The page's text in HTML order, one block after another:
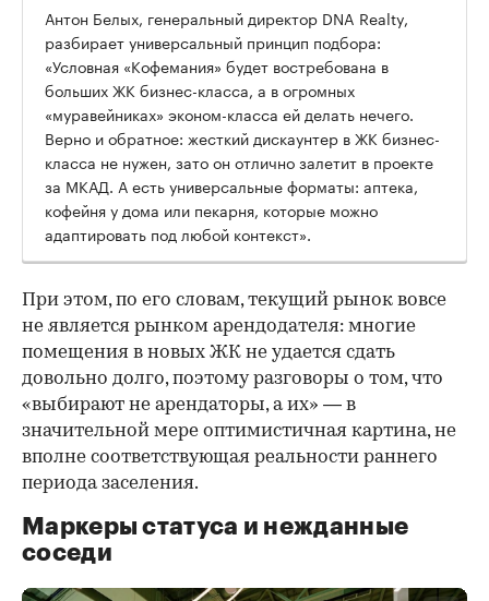
Антон Белых, генеральный директор DNA Realty,
разбирает универсальный принцип подбора:
«Условная «Кофемания» будет востребована в
больших ЖК бизнес-класса, а в огромных
«муравейниках» эконом-класса ей делать нечего.
Верно и обратное: жесткий дискаунтер в ЖК бизнес-
класса не нужен, зато он отлично залетит в проекте
за МКАД. А есть универсальные форматы: аптека,
кофейня у дома или пекарня, которые можно
адаптировать под любой контекст».
При этом, по его словам, текущий рынок вовсе
не является рынком арендодателя: многие
помещения в новых ЖК не удается сдать
довольно долго, поэтому разговоры о том, что
«выбирают не арендаторы, а их» — в
значительной мере оптимистичная картина, не
вполне соответствующая реальности раннего
периода заселения.
Маркеры статуса и нежданные
соседи